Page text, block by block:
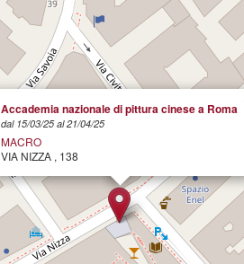
Accademia nazionale di pittura cinese a Roma
dal 15/03/25 al 21/04/25
MACRO
VIA NIZZA , 138